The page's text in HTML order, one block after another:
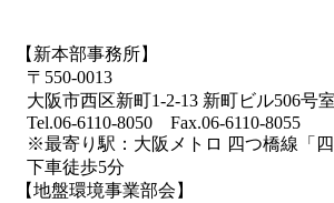
【新本部事務所】
〒550-0013
大阪市西区新町1-2-13 新町ビル506号室
Tel.06-6110-8050 Fax.06-6110-8055
※最寄り駅：大阪メトロ 四つ橋線「四
下車徒歩5分
【地盤環境事業部会】